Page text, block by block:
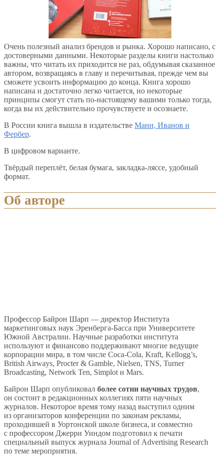
Очень полезный анализ брендов и рынка. Хорошо написано, с
достоверными данными. Некоторые разделы книги настолько
важны, что читать их приходится не раз, обдумывая сказанное
автором, возвращаясь в главу и перечитывая, прежде чем вы
сможете усвоить информацию до конца. Книга хорошо
написана и достаточно легко читается, но некоторые
принципы смогут стать по-настоящему вашими только тогда,
когда вы их действительно прочувствуете и осознаете.
В России книга вышла в издательстве Манн, Иванов и
Фербер.
В цифровом варианте.
Твёрдый переплёт, белая бумага, закладка-ляссе, удобный
формат.
Об авторе
Профессор Байрон Шарп — директор Института
маркетинговых наук Эренберга-Басса при Университете
Южной Австралии. Научные разработки института
используют и финансово поддерживают многие ведущие
корпорации мира, в том числе Coca-Cola, Kraft, Kellogg’s,
British Airways, Procter & Gamble, Nielsen, TNS, Turner
Broadcasting, Network Ten, Simplot и Mars.
Байрон Шарп опубликовал более сотни научных трудов,
он состоит в редакционных коллегиях пяти научных
журналов. Некоторое время тому назад выступил одним
из организаторов конференции по законам рекламы,
проходившей в Уортонской школе бизнеса, и совместно
с профессором Джерри Уиндом подготовил к печати
специальный выпуск журнала Journal of Advertising Research
по теме мероприятия.